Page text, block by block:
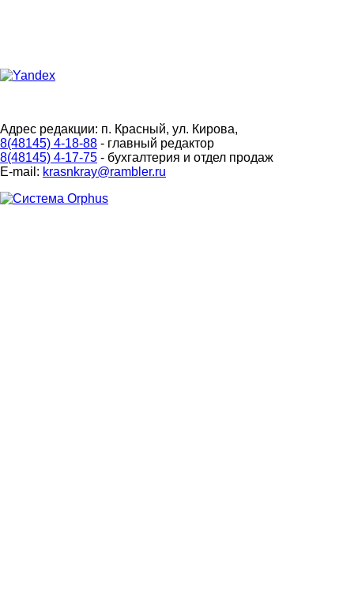
Адрес редакции: п. Красный, ул. Кирова,
8(48145) 4-18-88 - главный редактор
8(48145) 4-17-75 - бухгалтерия и отдел продаж
E-mail: krasnkray@rambler.ru